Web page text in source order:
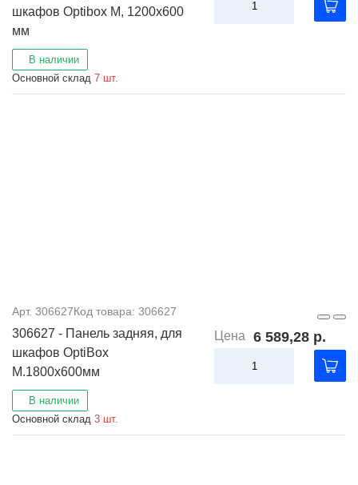
шкафов Optibox M, 1200x600
мм
В наличии
Основной склад 7 шт.
Арт. 306627Код товара: 306627
306627 - Панель задняя, для
шкафов OptiBox
M.1800x600мм
В наличии
Основной склад 3 шт.
Цена 6 589,28 р.